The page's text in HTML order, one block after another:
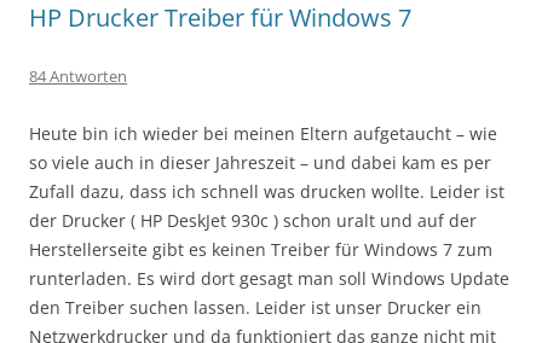
HP Drucker Treiber für Windows 7
84 Antworten
Heute bin ich wieder bei meinen Eltern aufgetaucht – wie
so viele auch in dieser Jahreszeit – und dabei kam es per
Zufall dazu, dass ich schnell was drucken wollte. Leider ist
der Drucker ( HP DeskJet 930c ) schon uralt und auf der
Herstellerseite gibt es keinen Treiber für Windows 7 zum
runterladen. Es wird dort gesagt man soll Windows Update
den Treiber suchen lassen. Leider ist unser Drucker ein
Netzwerkdrucker und da funktioniert das ganze nicht mit